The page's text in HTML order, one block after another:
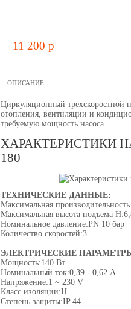
11 200 p
ОПИСАНИЕ
Циркуляционный трехскоростной
отопления, вентиляции и
требуемую мощность насоса.
ХАРАКТЕРИСТИКИ
180
ТЕХНИЧЕСКИЕ ДАННЫЕ:
Максимальная
Максимальная высота подъема
Номинальное давление:PN 10 бар
Количество скоростей:3
ЭЛЕКТРИЧЕСКИЕ
Мощность:140 Вт
Номинальный ток:0,39 - 0,62 A
Напряжение:1 ~ 230 V
Класс изоляции:H
Степень защиты:IP 44